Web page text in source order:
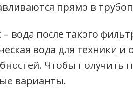
прямо в
вода после такого
вода для техники
Чтобы получить
варианты.